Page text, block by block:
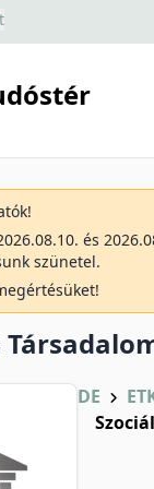
és
szünetel.
DE